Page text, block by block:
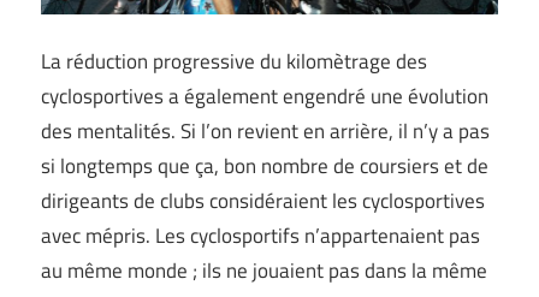
La réduction progressive du kilomètrage des
cyclosportives a également engendré une évolution
des mentalités. Si l’on revient en arrière, il n’y a pas
si longtemps que ça, bon nombre de coursiers et de
dirigeants de clubs considéraient les cyclosportives
avec mépris. Les cyclosportifs n’appartenaient pas
au même monde ; ils ne jouaient pas dans la même